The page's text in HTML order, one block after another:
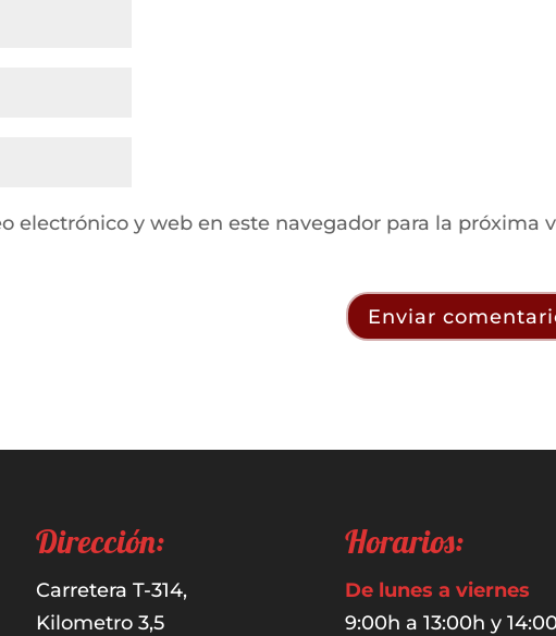
electrónico y web en este navegador para la próxima
Dirección:
Carretera T-314,
Kilometro 3,5
Horarios:
De lunes a viernes
9:00h a 13:00h y